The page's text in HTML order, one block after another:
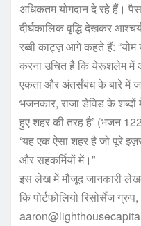
अधिकतम योगदान दे रहे हैं।
दीर्घकालिक वृद्धि देखकर
रब्बी काट्ज़ आगे कहते हैं: “योम
करना उचित है कि येरूशलेम में
एकता और अंतर्संबंध के बारे में
भजनकार, राजा डेविड के
हुए शहर की तरह है’ (भजन
‘यह एक ऐसा शहर है जो पूरे
और सहकर्मियों में।”
इस लेख में मौजूद जानकारी
कि पोर्टफोलियो रिसोर्सेज